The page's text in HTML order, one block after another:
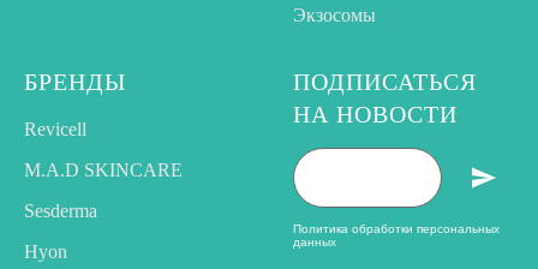
Экзосомы
БРЕНДЫ
Revicell
M.A.D SKINCARE
Sesderma
Hyon
ПОДПИСАТЬСЯ
НА НОВОСТИ
Политика обработки персональных
данных